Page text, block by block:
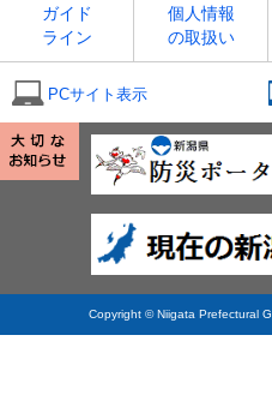
ガイド
ライン
個人情報
の取扱い
PCサイト表示
Copyright © Niigata Prefectural